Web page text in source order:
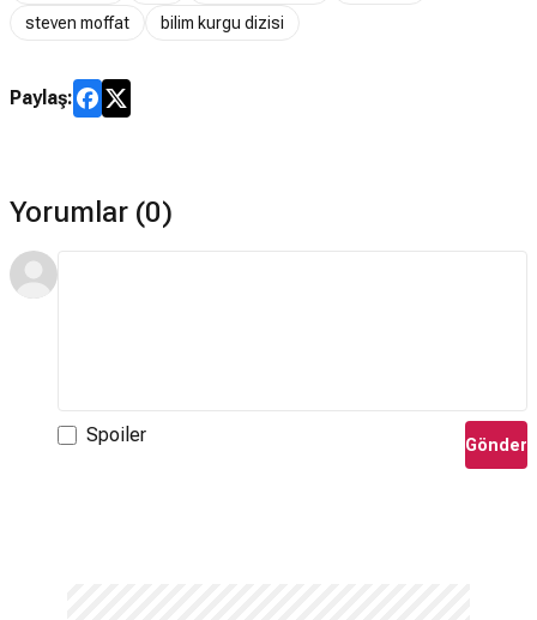
steven moffat bilim kurgu dizisi
Paylaş:
Yorumlar (0)
Spoiler Gönder